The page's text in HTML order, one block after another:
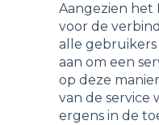
Aangezien het
voor de
alle
aan om een
op deze
van de service
ergens in de